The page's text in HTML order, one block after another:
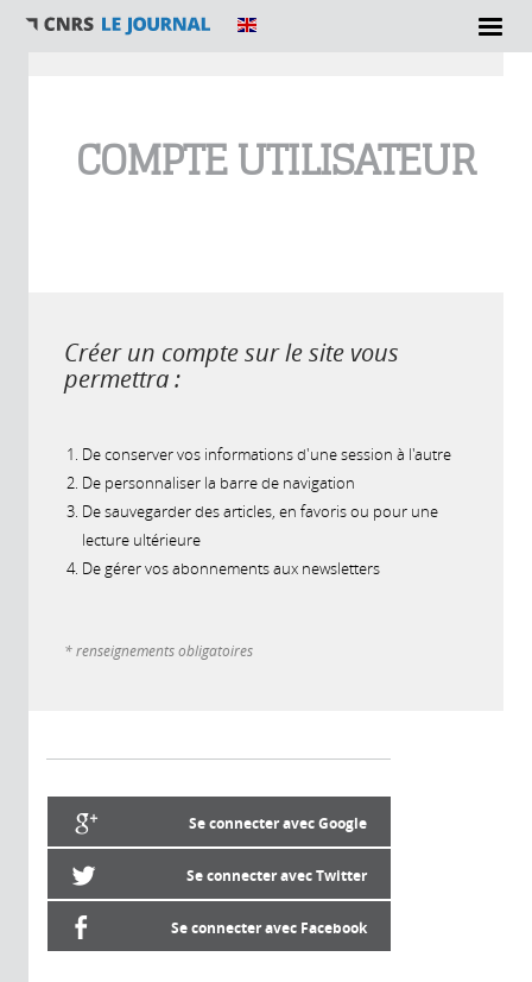
COMPTE UTILISATEUR
Créer un compte sur le site vous
permettra :
De conserver vos informations d'une session à l'autre
De personnaliser la barre de navigation
De sauvegarder des articles, en favoris ou pour une
lecture ultérieure
De gérer vos abonnements aux newsletters
* renseignements obligatoires
Se connecter avec Google
Se connecter avec Twitter
Se connecter avec Facebook